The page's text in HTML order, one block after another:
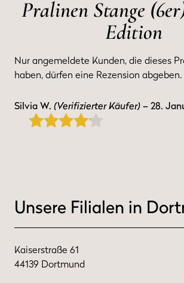
Pralinen Stange
Edition
Silvia W. (Verifizierter Käufer) – 28.
Nur angemeldete Kunden, die dieses
haben, dürfen eine Rezension abgeben.
Unsere Filialen in
Kaiserstraße 61
44139 Dortmund